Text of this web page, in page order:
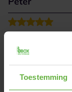
Toestemming
Vriendelijk
noodzakelijk is